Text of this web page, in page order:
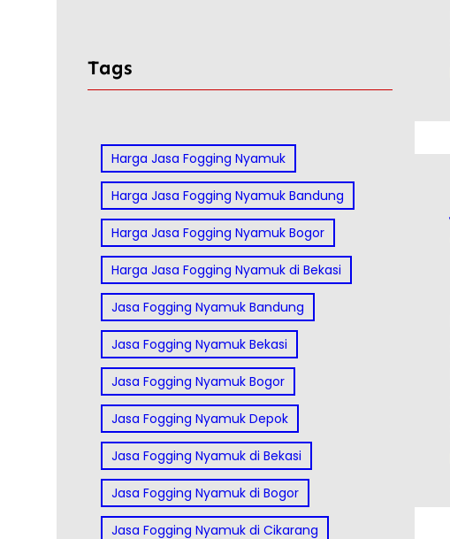
Tags
Harga Jasa Fogging Nyamuk
Harga Jasa Fogging Nyamuk Bandung
Harga Jasa Fogging Nyamuk Bogor
Harga Jasa Fogging Nyamuk di Bekasi
Jasa Fogging Nyamuk Bandung
Jasa Fogging Nyamuk Bekasi
Jasa Fogging Nyamuk Bogor
Jasa Fogging Nyamuk Depok
Jasa Fogging Nyamuk di Bekasi
Jasa Fogging Nyamuk di Bogor
Jasa Fogging Nyamuk di Cikarang